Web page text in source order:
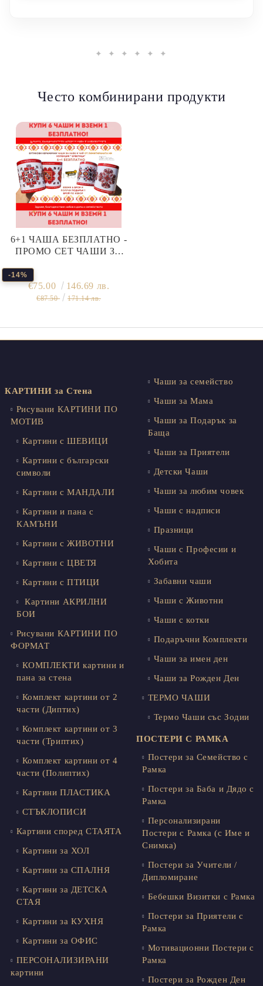
✦ ✦ ✦ ✦ ✦ ✦
Често комбинирани продукти
6+1 ЧАША БЕЗПЛАТНО -
ПРОМО СЕТ ЧАШИ ЗА
-14%
€75.00 146.69 лв.
€87.50 171.14 лв.
КАРТИНИ за Стена
Рисувани КАРТИНИ ПО
МОТИВ
Картини с ШЕВИЦИ
Картини с български
символи
Картини с МАНДАЛИ
Картини и пана с
КАМЪНИ
Картини с ЖИВОТНИ
Картини с ЦВЕТЯ
Картини с ПТИЦИ
Картини АКРИЛНИ
БОИ
Рисувани КАРТИНИ ПО
ФОРМАТ
КОМПЛЕКТИ картини и
пана за стена
Комплект картини от 2
части (Диптих)
Комплект картини от 3
части (Триптих)
Комплект картини от 4
части (Полиптих)
Картини ПЛАСТИКА
СТЪКЛОПИСИ
Картини според СТАЯТА
Картини за ХОЛ
Картини за СПАЛНЯ
Картини за ДЕТСКА
СТАЯ
Картини за КУХНЯ
Картини за ОФИС
ПЕРСОНАЛИЗИРАНИ
картини
Чаши за семейство
Чаши за Мама
Чаши за Подарък за
Баща
Чаши за Приятели
Детски Чаши
Чаши за любим човек
Чаши с надписи
Празници
Чаши с Професии и
Хобита
Забавни чаши
Чаши с Животни
Чаши с котки
Подаръчни Комплекти
Чаши за имен ден
Чаши за Рожден Ден
ТЕРМО ЧАШИ
Термо Чаши със Зодии
ПОСТЕРИ С РАМКА
Постери за Семейство с
Рамка
Постери за Баба и Дядо с
Рамка
Персонализирани
Постери с Рамка (с Име и
Снимка)
Постери за Учители /
Дипломиране
Бебешки Визитки с Рамка
Постери за Приятели с
Рамка
Мотивационни Постери с
Рамка
Постери за Рожден Ден